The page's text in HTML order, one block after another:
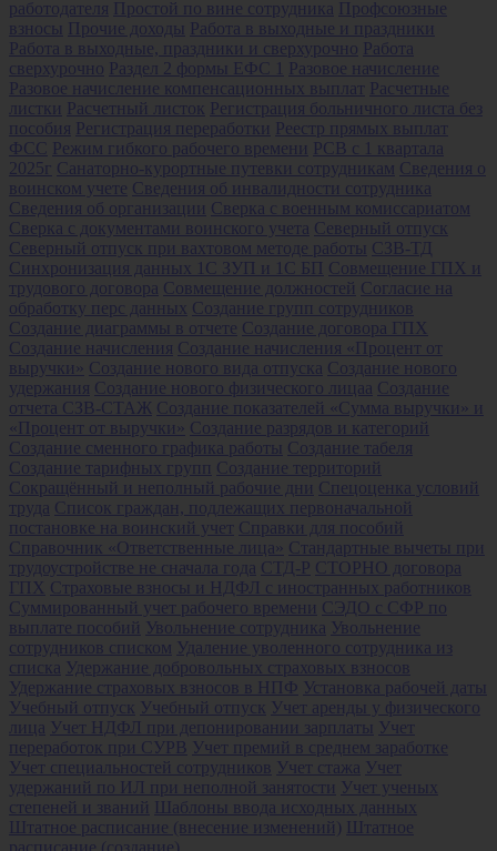
работодателя Простой по вине сотрудника Профсоюзные
взносы Прочие доходы Работа в выходные и праздники
Работа в выходные, праздники и сверхурочно Работа
сверхурочно Раздел 2 формы ЕФС 1 Разовое начисление
Разовое начисление компенсационных выплат Расчетные
листки Расчетный листок Регистрация больничного листа без
пособия Регистрация переработки Реестр прямых выплат
ФСС
Режим гибкого рабочего времени РСВ с 1 квартала
2025г Санаторно-курортные путевки сотрудникам Сведения о
воинском учете Сведения об инвалидности сотрудника
Сведения об организации Сверка с военным комиссариатом
Сверка с документами воинского учета Северный отпуск
Северный отпуск при вахтовом методе работы СЗВ-ТД
Синхронизация данных 1С ЗУП и 1С БП Совмещение ГПХ и
трудового договора Совмещение должностей Согласие на
обработку перс данных Создание групп сотрудников
Создание диаграммы в отчете Создание договора ГПХ
Создание начисления Создание начисления «Процент от
выручки» Создание нового вида отпуска Создание нового
удержания Создание нового физического лицаа Создание
отчета СЗВ-СТАЖ Создание показателей «Сумма выручки» и
«Процент от выручки» Создание разрядов и категорий
Создание сменного графика работы Создание табеля
Создание тарифных групп Создание территорий
Сокращённый и неполный рабочие дни Спецоценка условий
труда Список граждан, подлежащих первоначальной
постановке на воинский учет Справки для пособий
Справочник «Ответственные лица» Стандартные вычеты при
трудоустройстве не сначала года СТД-Р СТОРНО договора
ГПХ Страховые взносы и НДФЛ с иностранных работников
Суммированный учет рабочего времени СЭДО с СФР по
выплате пособий Увольнение сотрудника Увольнение
сотрудников списком Удаление уволенного сотрудника из
списка Удержание добровольных страховых взносов
Удержание страховых взносов в НПФ Установка рабочей даты
Учебный отпуск Учебный отпуск Учет аренды у физического
лица Учет НДФЛ при депонировании зарплаты Учет
переработок при СУРВ Учет премий в среднем заработке
Учет специальностей сотрудников Учет стажа Учет
удержаний по ИЛ при неполной занятости Учет ученых
степеней и званий Шаблоны ввода исходных данных
Штатное расписание (внесение изменений) Штатное
расписание (создание)